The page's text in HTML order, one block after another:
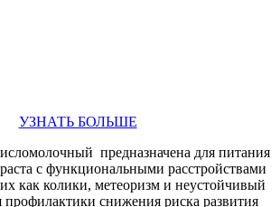
УЗНАТЬ БОЛЬШЕ
предназначена для питания
с функциональными расстройствами
как колики, метеоризм и неустойчивый
профилактики снижения риска развития